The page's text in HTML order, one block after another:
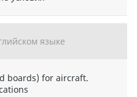
языке
boards) for aircraft.